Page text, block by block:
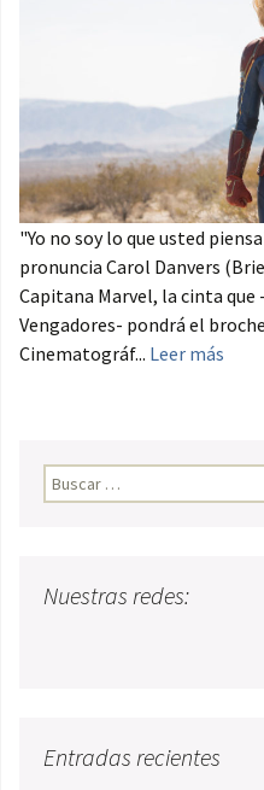
"Yo no soy lo que usted
pronuncia Carol Danvers
Capitana Marvel, la cinta
Vengadores- pondrá el
Cinematográf... Leer más
Buscar:
Nuestras redes:
Entradas recientes